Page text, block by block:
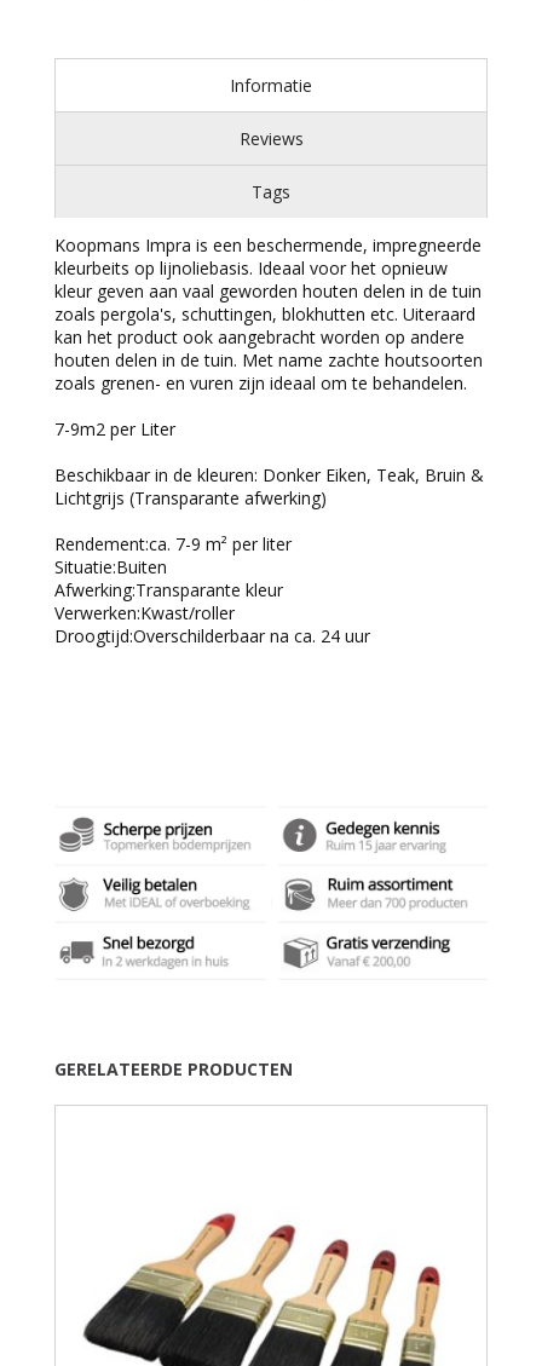
Informatie
Reviews
Tags
Koopmans Impra is een beschermende, impregneerde
kleurbeits op lijnoliebasis. Ideaal voor het opnieuw
kleur geven aan vaal geworden houten delen in de tuin
zoals pergola's, schuttingen, blokhutten etc. Uiteraard
kan het product ook aangebracht worden op andere
houten delen in de tuin. Met name zachte houtsoorten
zoals grenen- en vuren zijn ideaal om te behandelen.
7-9m2 per Liter
Beschikbaar in de kleuren: Donker Eiken, Teak, Bruin &
Lichtgrijs (Transparante afwerking)
Rendement:ca. 7-9 m² per liter
Situatie:Buiten
Afwerking:Transparante kleur
Verwerken:Kwast/roller
Droogtijd:Overschilderbaar na ca. 24 uur
GERELATEERDE PRODUCTEN